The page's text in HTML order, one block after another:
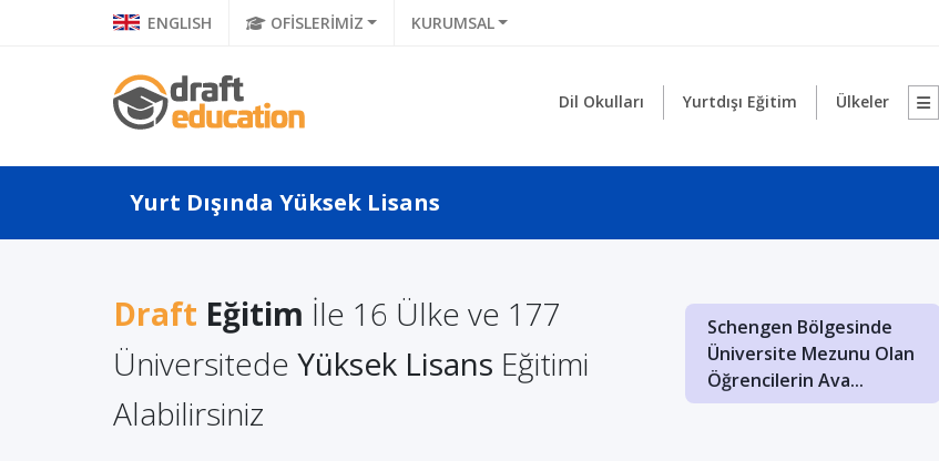
ENGLISH OFİSLERİMİZ KURUMSAL
Dil Okulları Yurtdışı Eğitim Ülkeler
Yurt Dışında Yüksek Lisans
Draft Eğitim İle 16 Ülke ve 177
Üniversitede Yüksek Lisans Eğitimi
Alabilirsiniz
Uluslararası Balkan
Üniversitesi Bilgisayar
Mühendisliği Yü...
Budapeşte’de Mimarlık
Bölümü Olan
Üniversiteler
Schengen Bölgesinde
Üniversite Mezunu Olan
Öğrencilerin Ava...